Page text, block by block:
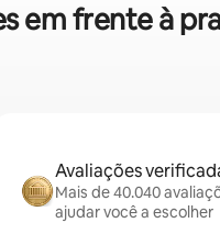
em frente à
Avaliações
Mais de 40.040
ajudar você a escolher